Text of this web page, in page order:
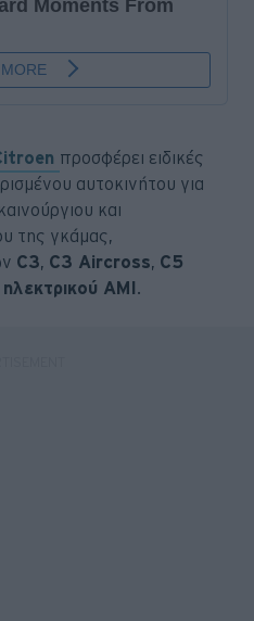
προσφέρει ειδικές
αυτοκινήτου για
και
της γκάμας,
C3, C3 Aircross, C5
ηλεκτρικού AMI.